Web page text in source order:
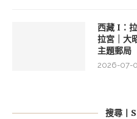
西藏 I：
拉宮｜大
主題郵局
2026-07-
搜尋丨